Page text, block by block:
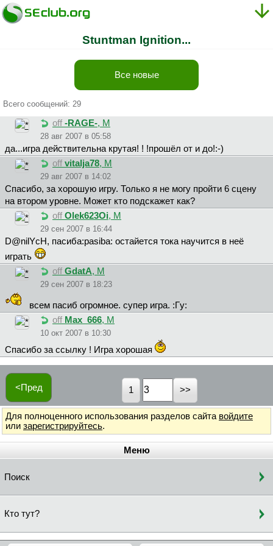
Stuntman Ignition...
Все новые
Всего сообщений: 29
off -RAGE-, М
28 авг 2007 в 05:58
да...игра действительна крутая! ! !прошёл от и до!:-)
off vitalja78, М
29 авг 2007 в 14:02
Спасибо, за хорошую игру. Только я не могу пройти 6 сцену
на втором уровне. Может кто подскажет как?
off Olek623Oi, М
29 сен 2007 в 16:44
D@nilYcH, пасиба:pasiba: остайется тока научится в неё
играть
off GdatA, М
29 сен 2007 в 18:23
всем пасиб огромное. супер игра. :Гy:
off Max_666, М
10 окт 2007 в 10:30
Спасибо за ссылку ! Игра хорошая
<Пред 1
Для полноценного использования разделов сайта войдите
или зарегистрируйтесь.
Меню
Поиск
Кто тут?